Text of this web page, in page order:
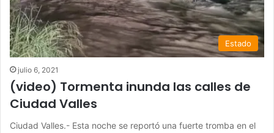
Estado
julio 6, 2021
(video) Tormenta inunda las calles de
Ciudad Valles
Ciudad Valles.- Esta noche se reportó una fuerte tromba en el